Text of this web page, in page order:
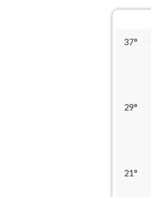
37°
29°
21°